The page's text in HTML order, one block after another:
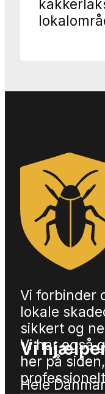
Vi forbinder
lokale
sikkert og
Vi har også
her på
Vi
Hele